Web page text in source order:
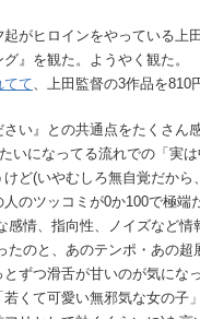
がヒロインをやっている上
』を観た。ようやく観た。
てて、上田監督の3作品を810
さい』との共通点をたくさん
いになってる流れでの「実
ど(いやむしろ無自覚だから
人のツッコミが0か100で極端
感情、指向性、ノイズなど情
たのと、あのテンポ・あの超
ずつ滑舌が甘いのが気になっ
くて可愛い無邪気な女の子